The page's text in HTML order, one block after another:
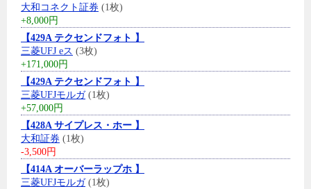
大和コネクト証券 (1枚)
+8,000円
【429A テクセンドフォト 】
三菱UFJ eス (3枚)
+171,000円
【429A テクセンドフォト 】
三菱UFJモルガ(1枚)
+57,000円
【428A サイプレス・ホー 】
大和証券 (1枚)
-3,500円
【414A オーバーラップホ 】
三菱UFJモルガ(1枚)